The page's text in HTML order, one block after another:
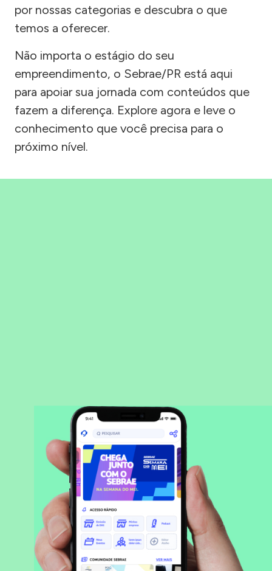
por nossas categorias e descubra o que
temos a oferecer.
Não importa o estágio do seu
empreendimento, o Sebrae/PR está aqui
para apoiar sua jornada com conteúdos que
fazem a diferença. Explore agora e leve o
conhecimento que você precisa para o
próximo nível.